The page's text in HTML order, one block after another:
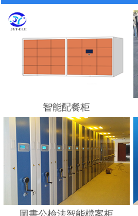
智能配餐柜
圖書公檢法智能檔案柜